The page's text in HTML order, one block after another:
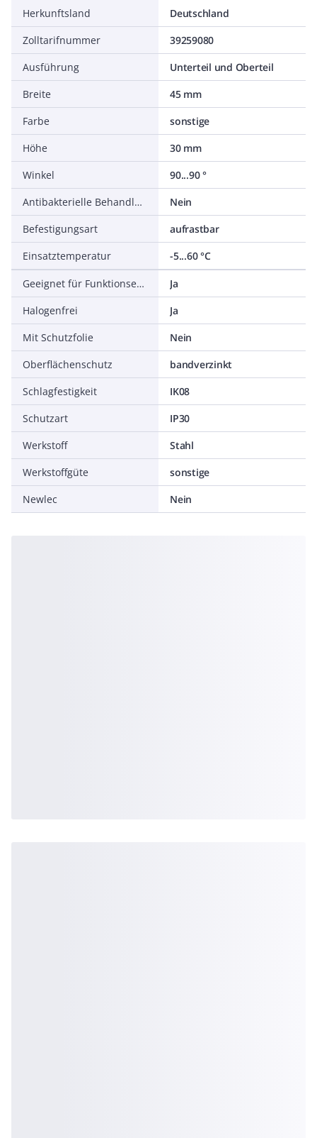
Herkunftsland
Deutschland
Zolltarifnummer
39259080
Ausführung
Unterteil und Oberteil
Breite
45 mm
Farbe
sonstige
Höhe
30 mm
Winkel
90...90 °
Antibakterielle Behandlung
Nein
Befestigungsart
aufrastbar
Einsatztemperatur
-5...60 °C
Geeignet für Funktionserhalt
Ja
Halogenfrei
Ja
Mit Schutzfolie
Nein
Oberflächenschutz
bandverzinkt
Schlagfestigkeit
IK08
Schutzart
IP30
Werkstoff
Stahl
Werkstoffgüte
sonstige
Newlec
Nein